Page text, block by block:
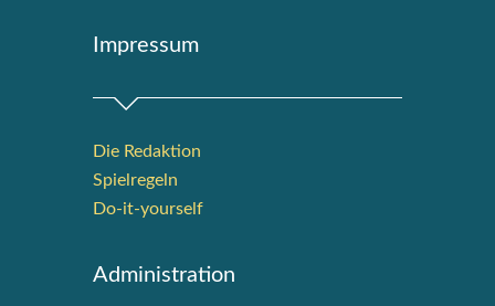
Impres­sum
Die Redak­ti­on
Spiel­re­geln
Do-it-your­s­elf
Admi­nis­tra­ti­on